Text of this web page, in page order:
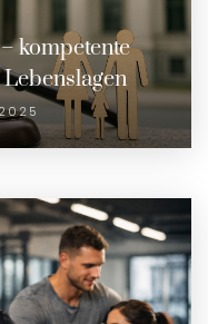
kompetente